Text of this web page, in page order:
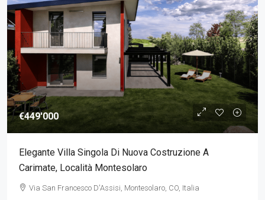
€449'000
Elegante Villa Singola Di Nuova Costruzione A
Carimate, Località Montesolaro
Via San Francesco D'Assisi, Montesolaro, CO, Italia